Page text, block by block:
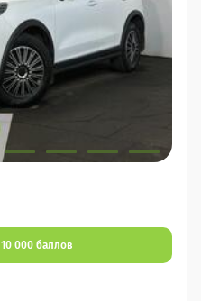
10 000 баллов